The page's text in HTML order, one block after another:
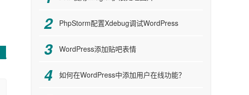
PhpStorm配置Xdebug调试WordPress
WordPress添加贴吧表情
如何在WordPress中添加用户在线功能？